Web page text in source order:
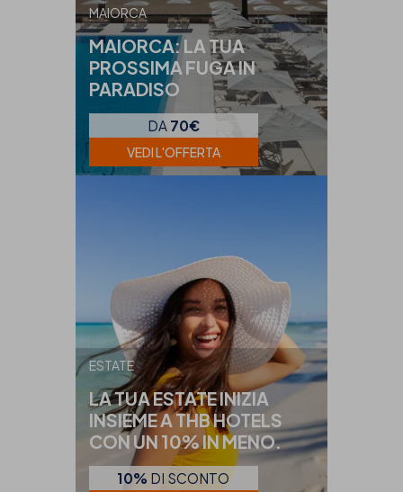
MAIORCA
MAIORCA: LA TUA
PROSSIMA FUGA IN
PARADISO
DA 70€
VEDI L'OFFERTA
ESTATE
LA TUA ESTATE INIZIA
INSIEME A THB HOTELS
CON UN 10% IN MENO.
10% DI SCONTO